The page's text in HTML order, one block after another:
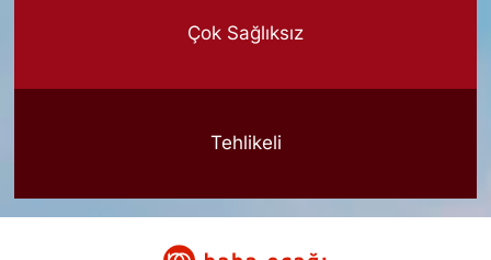
Çok Sağlıksız
Tehlikeli